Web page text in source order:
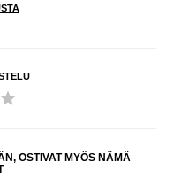
OSTIVAT MYÖS NÄMÄ